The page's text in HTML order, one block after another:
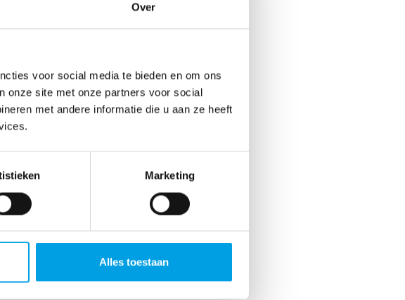
Over
voor social media te bieden en om ons
onze site met onze partners voor social
met andere informatie die u aan ze heeft
Marketing
Alles toestaan
normen
zoals je gewend bent –